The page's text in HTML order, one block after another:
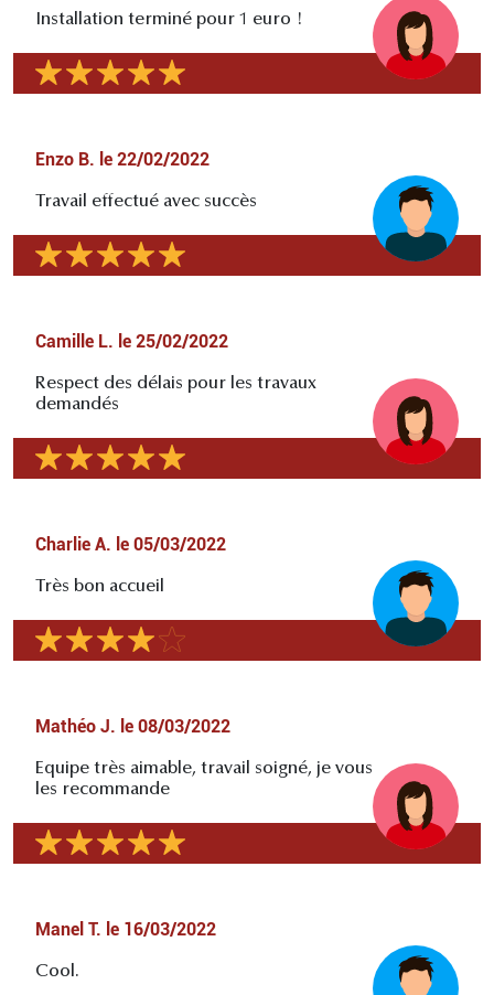
Installation terminé pour 1 euro !
Enzo B. le 22/02/2022
Travail effectué avec succès
Camille L. le 25/02/2022
Respect des délais pour les travaux
demandés
Charlie A. le 05/03/2022
Très bon accueil
Mathéo J. le 08/03/2022
Equipe très aimable, travail soigné, je vous
les recommande
Manel T. le 16/03/2022
Cool.